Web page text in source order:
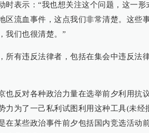
时表示：“我也想关注这个问题，这一形
区流血事件，这点我们非常清楚。这些
我们也很清楚。”
所有违反法律者，包括在集会中违反法
也反对各种政治力量在选举前夕利用抗
力为了一己私利试图利用这种工具(未经
在某些政治事件前夕包括国内竞选活动